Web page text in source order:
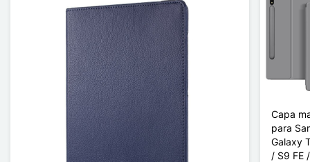
Capa
para
Galaxy
/ S9 FE